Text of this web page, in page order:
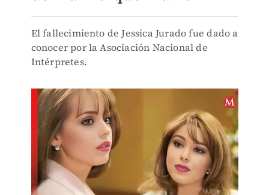
El fallecimiento de Jessica Jurado fue dado a
conocer por la Asociación Nacional de
Intérpretes.